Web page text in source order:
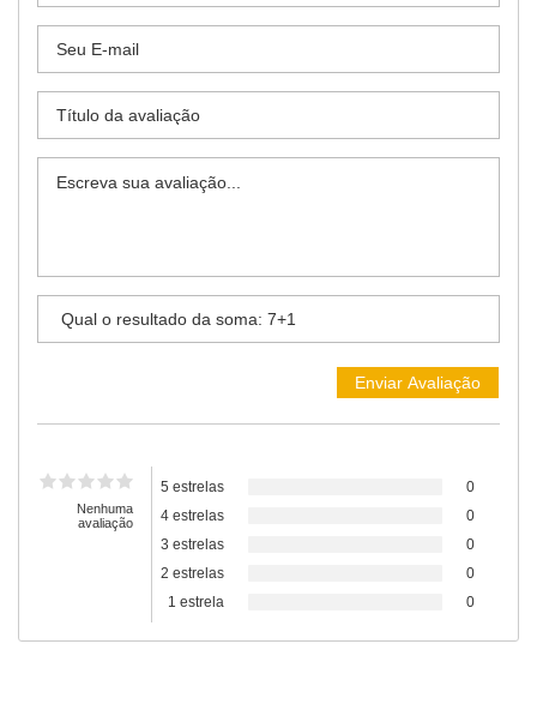
Nenhuma
avaliação
5 estrelas
0
4 estrelas
0
3 estrelas
0
2 estrelas
0
1 estrela
0